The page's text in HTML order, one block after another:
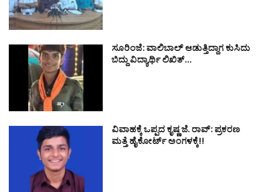
ಸೂರಿಂಜೆ: ವಾಲಿಬಾಲ್ ಆಡುತ್ತಿದ್ದಾಗ ಕುಸಿದು
ಬಿದ್ದು ವಿದ್ಯಾರ್ಥಿ ಲಿಖಿತ್…
ವಿವಾಹಕ್ಕೆ ಒಪ್ಪದ ಕೃಷ್ಣ ಜೆ. ರಾವ್: ಪ್ರಕರಣ
ಮತ್ತೆ ಹೈಕೋರ್ಟ್ ಅಂಗಳಕ್ಕೆ!!